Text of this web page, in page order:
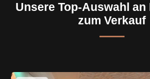
Unsere Top-Auswahl an
zum Verkauf